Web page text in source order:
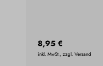
8,95 €
inkl. MwSt., zzgl. Versand